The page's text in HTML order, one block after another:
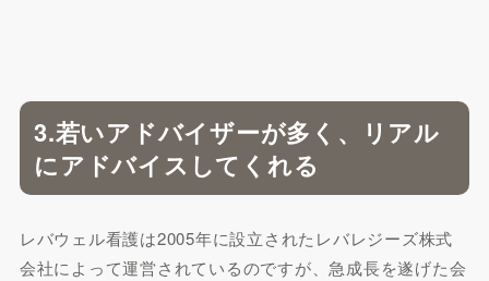
3.若いアドバイザーが多く、リアル
にアドバイスしてくれる
レバウェル看護は2005年に設立されたレバレジーズ株式
会社によって運営されているのですが、急成長を遂げた会